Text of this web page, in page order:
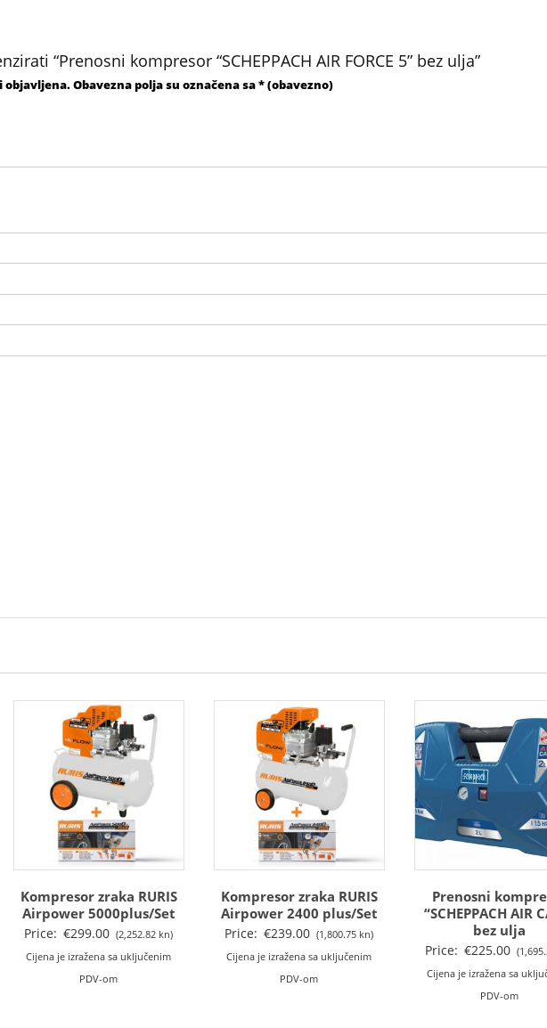
“Prenosni kompresor “SCHEPPACH AIR FORCE 5” bez ulja”
objavljena.Obavezna polja su označena sa* (obavezno)
Kompresor zraka RURIS
Airpower 5000plus/Set
Price: €299.00 (2,252.82 kn)
Cijena je izražena sa uključenim
PDV-om
Kompresor zraka RURIS
Airpower 2400 plus/Set
Price: €239.00 (1,800.75 kn)
Cijena je izražena sa uključenim
PDV-om
Prenosni
“SCHEPPACH AIR
bez ulja
Price: €225.00
Cijena je izražena sa
PDV-om